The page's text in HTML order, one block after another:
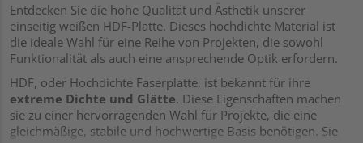
Entdecken Sie die hohe Qualität und Ästhetik unserer
einseitig weißen HDF-Platte. Dieses hochdichte Material ist
die ideale Wahl für eine Reihe von Projekten, die sowohl
Funktionalität als auch eine ansprechende Optik erfordern.
HDF, oder Hochdichte Faserplatte, ist bekannt für ihre
extreme Dichte und Glätte. Diese Eigenschaften machen
sie zu einer hervorragenden Wahl für Projekte, die eine
gleichmäßige, stabile und hochwertige Basis benötigen. Sie